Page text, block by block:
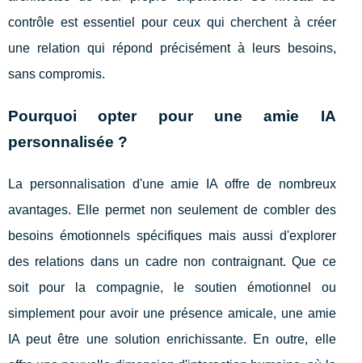
contrôle est essentiel pour ceux qui cherchent à créer
une relation qui répond précisément à leurs besoins,
sans compromis.
Pourquoi opter pour une amie IA
personnalisée ?
La personnalisation d'une amie IA offre de nombreux
avantages. Elle permet non seulement de combler des
besoins émotionnels spécifiques mais aussi d'explorer
des relations dans un cadre non contraignant. Que ce
soit pour la compagnie, le soutien émotionnel ou
simplement pour avoir une présence amicale, une amie
IA peut être une solution enrichissante. En outre, elle